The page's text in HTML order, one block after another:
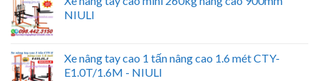
NIULI
Xe nâng tay cao 1 tấn nâng cao 1.6 mét CTY-
E1.0T/1.6M - NIULI